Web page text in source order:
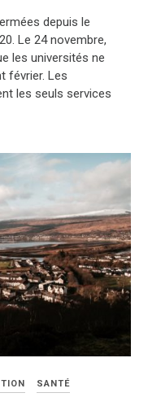
depuis le
Le 24 novembre,
les universités ne
février. Les
les seuls services
SANTÉ